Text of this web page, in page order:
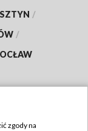
/
/
zgody na